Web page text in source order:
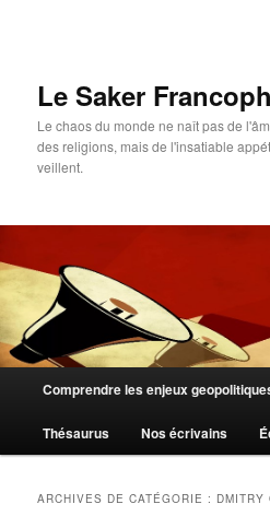
Le Saker
Le chaos du monde ne naît pas de
des religions, mais de l'insatiable
veillent.
principal
Comprendre les enjeux
Thésaurus Nos écrivains
ARCHIVES DE CATÉGORIE : DMITRY